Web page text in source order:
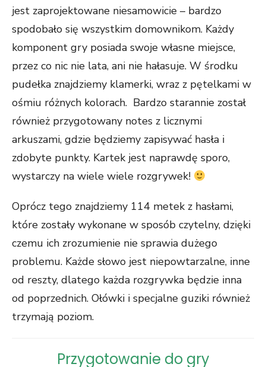
jest zaprojektowane niesamowicie – bardzo
spodobało się wszystkim domownikom. Każdy
komponent gry posiada swoje własne miejsce,
przez co nic nie lata, ani nie hałasuje. W środku
pudełka znajdziemy klamerki, wraz z pętelkami w
ośmiu różnych kolorach. Bardzo starannie został
również przygotowany notes z licznymi
arkuszami, gdzie będziemy zapisywać hasła i
zdobyte punkty. Kartek jest naprawdę sporo,
wystarczy na wiele wiele rozgrywek!
Oprócz tego znajdziemy 114 metek z hasłami,
które zostały wykonane w sposób czytelny, dzięki
czemu ich zrozumienie nie sprawia dużego
problemu. Każde słowo jest niepowtarzalne, inne
od reszty, dlatego każda rozgrywka będzie inna
od poprzednich. Ołówki i specjalne guziki również
trzymają poziom.
Przygotowanie do gry